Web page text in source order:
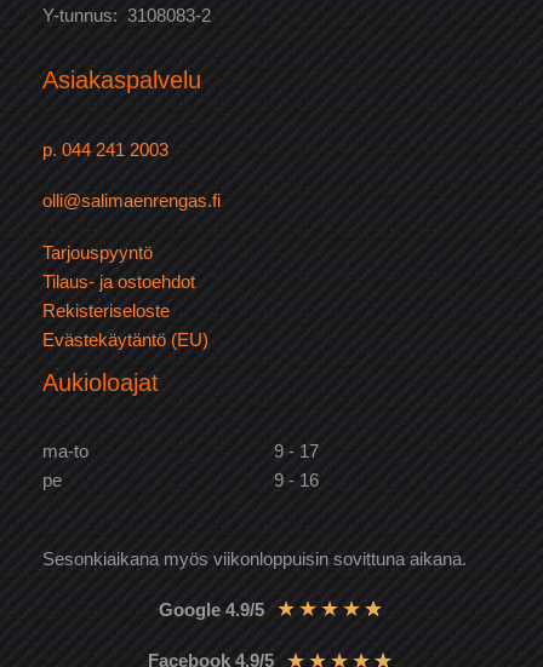
Y-tunnus: 3108083-2
Asiakaspalvelu
p. 044 241 2003
olli@salimaenrengas.fi
Tarjouspyyntö
Tilaus- ja ostoehdot
Rekisteriseloste
Evästekäytäntö (EU)
Aukioloajat
ma-to
9 - 17
pe
9 - 16
Sesonkiaikana myös viikonloppuisin sovittuna aikana.
Google 4.9/5 ★ ★ ★ ★ ★
Facebook 4.9/5 ★ ★★ ★ ★